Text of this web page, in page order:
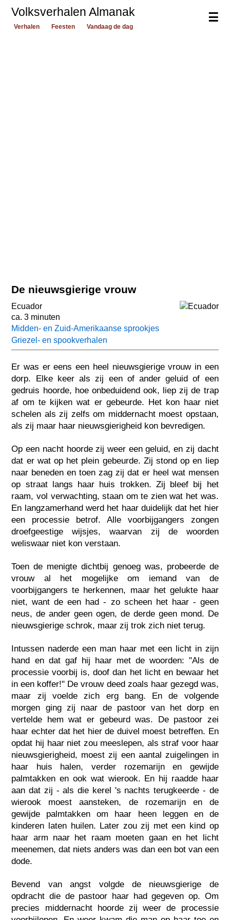
☰
Volksverhalen Almanak
Verhalen Feesten Vandaag de dag
De nieuwsgierige vrouw
Ecuador
ca. 3 minuten
Midden- en Zuid-Amerikaanse sprookjes
Griezel- en spookverhalen
Er was er eens een heel nieuwsgierige vrouw in een
dorp. Elke keer als zij een of ander geluid of een
gedruis hoorde, hoe onbeduidend ook, liep zij de trap
af om te kijken wat er gebeurde. Het kon haar niet
schelen als zij zelfs om middernacht moest opstaan,
als zij maar haar nieuwsgierigheid kon bevredigen.
Op een nacht hoorde zij weer een geluid, en zij dacht
dat er wat op het plein gebeurde. Zij stond op en liep
naar beneden en toen zag zij dat er heel wat mensen
op straat langs haar huis trokken. Zij bleef bij het
raam, vol verwachting, staan om te zien wat het was.
En langzamerhand werd het haar duidelijk dat het hier
een processie betrof. Alle voorbijgangers zongen
droefgeestige wijsjes, waarvan zij de woorden
weliswaar niet kon verstaan.
Toen de menigte dichtbij genoeg was, probeerde de
vrouw al het mogelijke om iemand van de
voorbijgangers te herkennen, maar het gelukte haar
niet, want de een had - zo scheen het haar - geen
neus, de ander geen ogen, de derde geen mond. De
nieuwsgierige schrok, maar zij trok zich niet terug.
Intussen naderde een man haar met een licht in zijn
hand en dat gaf hij haar met de woorden: "Als de
processie voorbij is, doof dan het licht en bewaar het
in een koffer!" De vrouw deed zoals haar gezegd was,
maar zij voelde zich erg bang. En de volgende
morgen ging zij naar de pastoor van het dorp en
vertelde hem wat er gebeurd was. De pastoor zei
haar echter dat het hier de duivel moest betreffen. En
opdat hij haar niet zou meeslepen, als straf voor haar
nieuwsgierigheid, moest zij een aantal zuigelingen in
haar huis halen, verder rozemarijn en gewijde
palmtakken en ook wat wierook. En hij raadde haar
aan dat zij - als die kerel 's nachts terugkeerde - de
wierook moest aansteken, de rozemarijn en de
gewijde palmtakken om haar heen leggen en de
kinderen laten huilen. Later zou zij met een kind op
haar arm naar het raam moeten gaan en het licht
meenemen, dat niets anders was dan een bot van een
dode.
Bevend van angst volgde de nieuwsgierige de
opdracht die de pastoor haar had gegeven op. Om
precies middernacht hoorde zij weer de processie